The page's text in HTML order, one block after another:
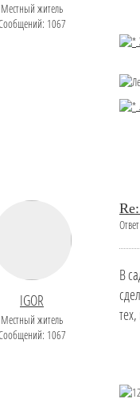
Местный житель
1067
IGOR
Местный житель
1067
В